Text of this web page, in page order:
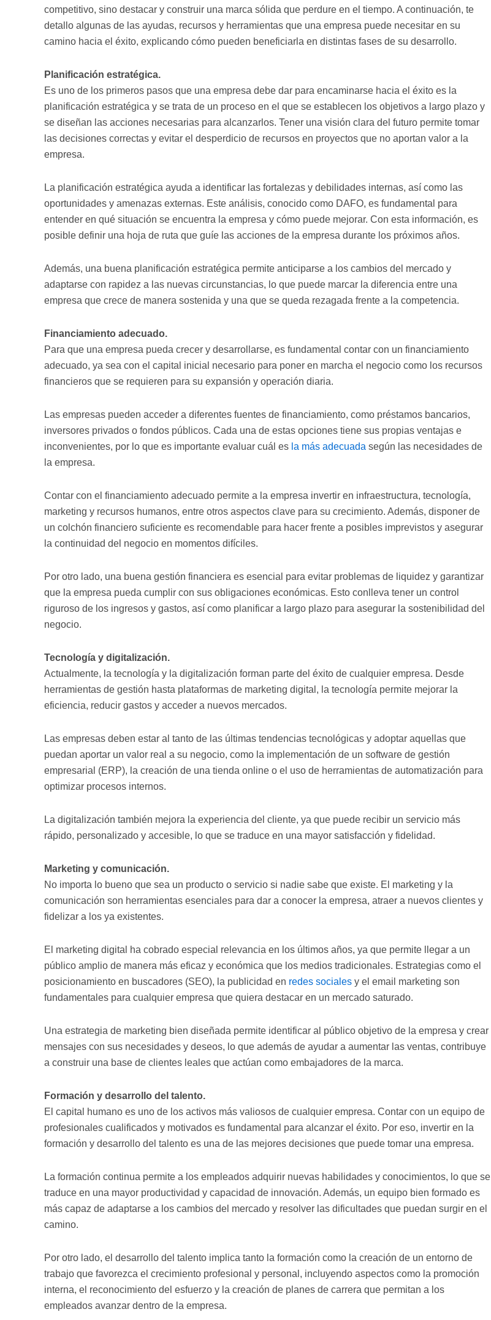
competitivo, sino destacar y construir una marca sólida que perdure en el tiempo. A continuación, te
detallo algunas de las ayudas, recursos y herramientas que una empresa puede necesitar en su
camino hacia el éxito, explicando cómo pueden beneficiarla en distintas fases de su desarrollo.
Planificación estratégica.
Es uno de los primeros pasos que una empresa debe dar para encaminarse hacia el éxito es la
planificación estratégica y se trata de un proceso en el que se establecen los objetivos a largo plazo y
se diseñan las acciones necesarias para alcanzarlos. Tener una visión clara del futuro permite tomar
las decisiones correctas y evitar el desperdicio de recursos en proyectos que no aportan valor a la
empresa.
La planificación estratégica ayuda a identificar las fortalezas y debilidades internas, así como las
oportunidades y amenazas externas. Este análisis, conocido como DAFO, es fundamental para
entender en qué situación se encuentra la empresa y cómo puede mejorar. Con esta información, es
posible definir una hoja de ruta que guíe las acciones de la empresa durante los próximos años.
Además, una buena planificación estratégica permite anticiparse a los cambios del mercado y
adaptarse con rapidez a las nuevas circunstancias, lo que puede marcar la diferencia entre una
empresa que crece de manera sostenida y una que se queda rezagada frente a la competencia.
Financiamiento adecuado.
Para que una empresa pueda crecer y desarrollarse, es fundamental contar con un financiamiento
adecuado, ya sea con el capital inicial necesario para poner en marcha el negocio como los recursos
financieros que se requieren para su expansión y operación diaria.
Las empresas pueden acceder a diferentes fuentes de financiamiento, como préstamos bancarios,
inversores privados o fondos públicos. Cada una de estas opciones tiene sus propias ventajas e
inconvenientes, por lo que es importante evaluar cuál es la más adecuada según las necesidades de
la empresa.
Contar con el financiamiento adecuado permite a la empresa invertir en infraestructura, tecnología,
marketing y recursos humanos, entre otros aspectos clave para su crecimiento. Además, disponer de
un colchón financiero suficiente es recomendable para hacer frente a posibles imprevistos y asegurar
la continuidad del negocio en momentos difíciles.
Por otro lado, una buena gestión financiera es esencial para evitar problemas de liquidez y garantizar
que la empresa pueda cumplir con sus obligaciones económicas. Esto conlleva tener un control
riguroso de los ingresos y gastos, así como planificar a largo plazo para asegurar la sostenibilidad del
negocio.
Tecnología y digitalización.
Actualmente, la tecnología y la digitalización forman parte del éxito de cualquier empresa. Desde
herramientas de gestión hasta plataformas de marketing digital, la tecnología permite mejorar la
eficiencia, reducir gastos y acceder a nuevos mercados.
Las empresas deben estar al tanto de las últimas tendencias tecnológicas y adoptar aquellas que
puedan aportar un valor real a su negocio, como la implementación de un software de gestión
empresarial (ERP), la creación de una tienda online o el uso de herramientas de automatización para
optimizar procesos internos.
La digitalización también mejora la experiencia del cliente, ya que puede recibir un servicio más
rápido, personalizado y accesible, lo que se traduce en una mayor satisfacción y fidelidad.
Marketing y comunicación.
No importa lo bueno que sea un producto o servicio si nadie sabe que existe. El marketing y la
comunicación son herramientas esenciales para dar a conocer la empresa, atraer a nuevos clientes y
fidelizar a los ya existentes.
El marketing digital ha cobrado especial relevancia en los últimos años, ya que permite llegar a un
público amplio de manera más eficaz y económica que los medios tradicionales. Estrategias como el
posicionamiento en buscadores (SEO), la publicidad en redes sociales y el email marketing son
fundamentales para cualquier empresa que quiera destacar en un mercado saturado.
Una estrategia de marketing bien diseñada permite identificar al público objetivo de la empresa y crear
mensajes con sus necesidades y deseos, lo que además de ayudar a aumentar las ventas, contribuye
a construir una base de clientes leales que actúan como embajadores de la marca.
Formación y desarrollo del talento.
El capital humano es uno de los activos más valiosos de cualquier empresa. Contar con un equipo de
profesionales cualificados y motivados es fundamental para alcanzar el éxito. Por eso, invertir en la
formación y desarrollo del talento es una de las mejores decisiones que puede tomar una empresa.
La formación continua permite a los empleados adquirir nuevas habilidades y conocimientos, lo que se
traduce en una mayor productividad y capacidad de innovación. Además, un equipo bien formado es
más capaz de adaptarse a los cambios del mercado y resolver las dificultades que puedan surgir en el
camino.
Por otro lado, el desarrollo del talento implica tanto la formación como la creación de un entorno de
trabajo que favorezca el crecimiento profesional y personal, incluyendo aspectos como la promoción
interna, el reconocimiento del esfuerzo y la creación de planes de carrera que permitan a los
empleados avanzar dentro de la empresa.